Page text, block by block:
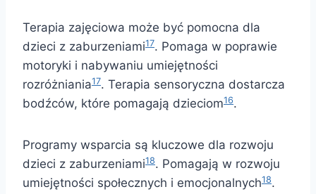
Terapia zajęciowa może być pomocna dla
dzieci z zaburzeniami17. Pomaga w poprawie
motoryki i nabywaniu umiejętności
rozróżniania17. Terapia sensoryczna dostarcza
bodźców, które pomagają dzieciom16.
Programy wsparcia są kluczowe dla rozwoju
dzieci z zaburzeniami18. Pomagają w rozwoju
umiejętności społecznych i emocjonalnych18.